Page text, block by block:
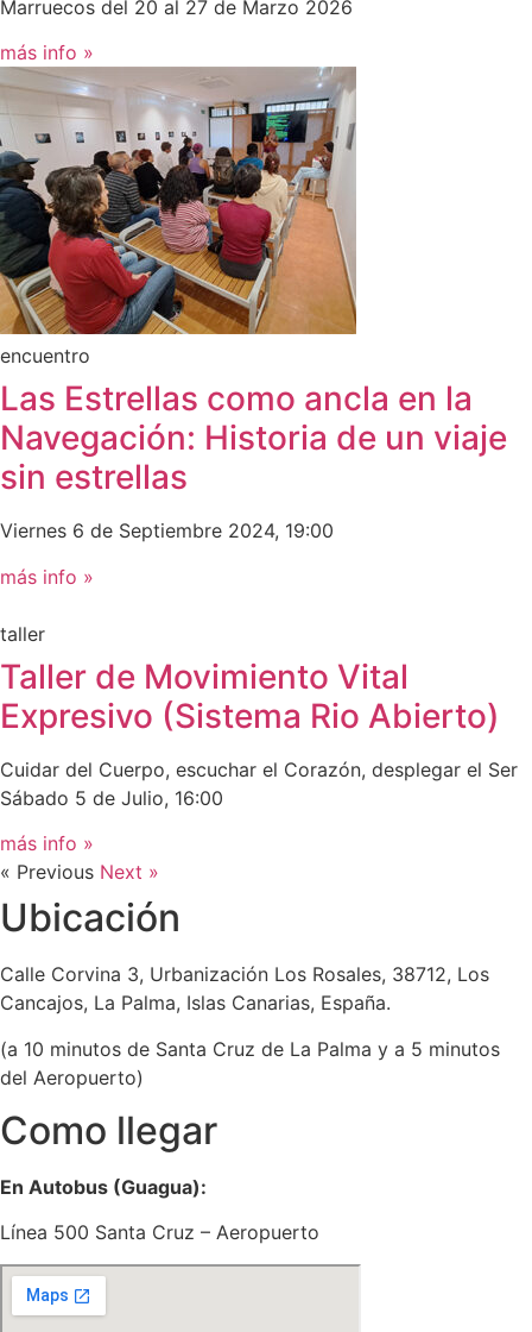
Marruecos del 20 al 27 de Marzo 2026
más info »
encuentro
Las Estrellas como ancla en la
Navegación: Historia de un viaje
sin estrellas
Viernes 6 de Septiembre 2024, 19:00
más info »
taller
Taller de Movimiento Vital
Expresivo (Sistema Rio Abierto)​
Cuidar del Cuerpo, escuchar el Corazón, desplegar el Ser
Sábado 5 de Julio, 16:00
más info »
« Previous Next »
Ubicación
Calle Corvina 3, Urbanización Los Rosales, 38712, Los
Cancajos, La Palma, Islas Canarias, España.
(a 10 minutos de Santa Cruz de La Palma y a 5 minutos
del Aeropuerto)
Como llegar
En Autobus (Guagua):
Línea 500 Santa Cruz – Aeropuerto